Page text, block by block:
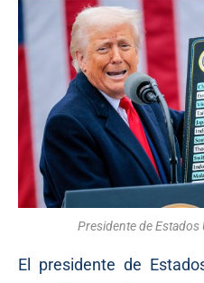
Presidente de Estados
El presidente de